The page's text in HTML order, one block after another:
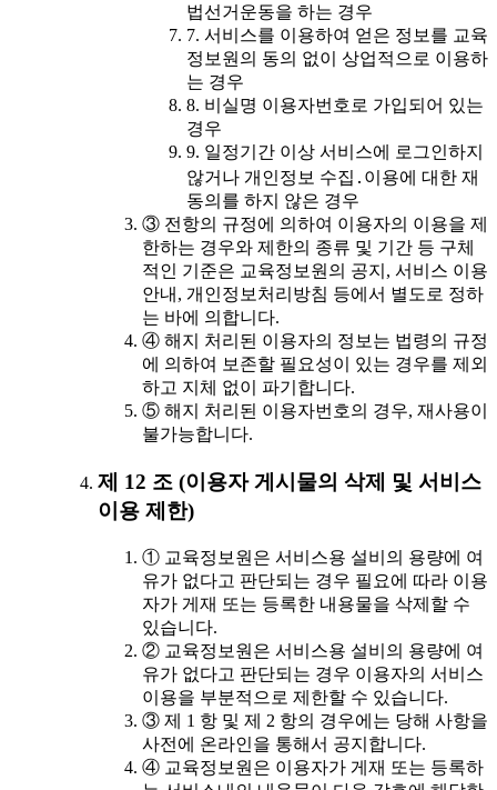
법선거운동을 하는 경우
7. 서비스를 이용하여 얻은 정보를 교육
정보원의 동의 없이 상업적으로 이용하
는 경우
8. 비실명 이용자번호로 가입되어 있는
경우
9. 일정기간 이상 서비스에 로그인하지
않거나 개인정보 수집․이용에 대한 재
동의를 하지 않은 경우
③ 전항의 규정에 의하여 이용자의 이용을 제
한하는 경우와 제한의 종류 및 기간 등 구체
적인 기준은 교육정보원의 공지, 서비스 이용
안내, 개인정보처리방침 등에서 별도로 정하
는 바에 의합니다.
④ 해지 처리된 이용자의 정보는 법령의 규정
에 의하여 보존할 필요성이 있는 경우를 제외
하고 지체 없이 파기합니다.
⑤ 해지 처리된 이용자번호의 경우, 재사용이
불가능합니다.
제 12 조 (이용자 게시물의 삭제 및 서비스
이용 제한)
① 교육정보원은 서비스용 설비의 용량에 여
유가 없다고 판단되는 경우 필요에 따라 이용
자가 게재 또는 등록한 내용물을 삭제할 수
있습니다.
② 교육정보원은 서비스용 설비의 용량에 여
유가 없다고 판단되는 경우 이용자의 서비스
이용을 부분적으로 제한할 수 있습니다.
③ 제 1 항 및 제 2 항의 경우에는 당해 사항을
사전에 온라인을 통해서 공지합니다.
④ 교육정보원은 이용자가 게재 또는 등록하